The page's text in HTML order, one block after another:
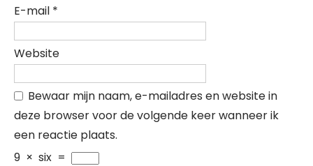
E-mail *
Website
Bewaar mijn naam, e-mailadres en website in
deze browser voor de volgende keer wanneer ik
een reactie plaats.
9 × six =